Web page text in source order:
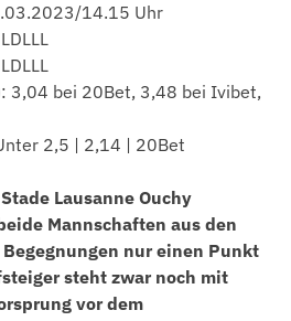
14.15 Uhr
3,04 bei 20Bet, 3,48 bei Ivibet,
2,5 | 2,14 | 20Bet
Lausanne Ouchy
Mannschaften aus den
nur einen Punkt
steht zwar noch mit
vor dem